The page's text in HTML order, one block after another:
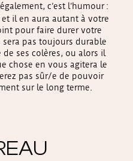
c’est l’humour :
et il en aura autant à votre
pour faire durer votre
pas toujours durable
ses colères, ou alors il
chose en vous agitera le
pas sûr/e de pouvoir
sur le long terme.